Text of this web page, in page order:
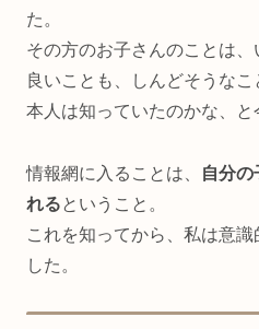
た。
その方のお子さんのことは、
良いことも、しんどそうなこ
本人は知っていたのかな、と
情報網に入ることは、
自分の
れるということ。
これを知ってから、私は意
した。